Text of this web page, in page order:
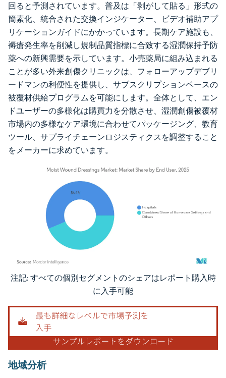
回ると予測されています。普及は「剥がして貼る」形式の
簡素化、統合された交換インジケーター、ビデオ補助アプ
リケーションガイドにかかっています。長期ケア施設も、
褥瘡発生率を削減し規制品質指標に合致する湿潤保持予防
薬への新興需要を示しています。小売薬局に組み込まれる
ことが多い外来創傷クリニックは、フォローアップデブリ
ードマンの利便性を提供し、サブスクリプションベースの
被覆材供給プログラムを可能にします。全体として、エン
ドユーザーの多様化は購買力を分散させ、湿潤創傷被覆材
市場内の多様なケア環境に合わせてパッケージング、教育
ツール、サプライチェーンロジスティクスを調整すること
をメーカーに求めています。
画像 © Mordor Intelligence。再利用にはCC BY 4.0の表示が必要です。
注記: すべての個別セグメントのシェアはレポート購入時
に入手可能
地域分析